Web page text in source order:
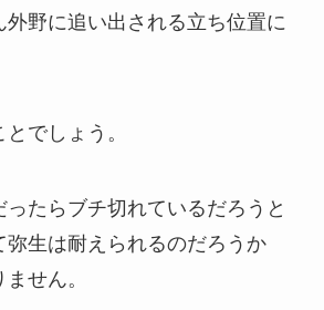
野に追い出される立ち位置に
でしょう。
たらブチ切れているだろうと
弥生は耐えられるのだろうか
せん。